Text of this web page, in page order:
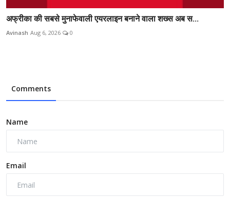
अफ्रीका की सबसे मुनाफेवाली एयरलाइन बनाने वाला शख्स अब स...
Avinash Aug 6, 2026 0
Comments
Name
Email